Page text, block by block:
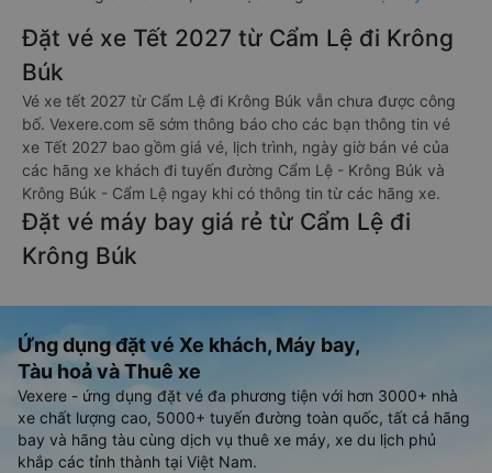
Đặt vé xe Tết 2027 từ Cẩm Lệ đi Krông
Búk
Vé xe tết 2027 từ Cẩm Lệ đi Krông Búk vẫn chưa được công
bố. Vexere.com sẽ sớm thông báo cho các bạn thông tin vé
xe Tết 2027 bao gồm giá vé, lịch trình, ngày giờ bán vé của
các hãng xe khách đi tuyến đường Cẩm Lệ - Krông Búk và
Krông Búk - Cẩm Lệ ngay khi có thông tin từ các hãng xe.
Đặt vé máy bay giá rẻ từ Cẩm Lệ đi
Krông Búk
Ứng dụng đặt vé Xe khách, Máy bay,
Tàu hoả và Thuê xe
Vexere - ứng dụng đặt vé đa phương tiện với hơn 3000+ nhà
xe chất lượng cao, 5000+ tuyến đường toàn quốc, tất cả hãng
bay và hãng tàu cùng dịch vụ thuê xe máy, xe du lịch phủ
khắp các tỉnh thành tại Việt Nam.